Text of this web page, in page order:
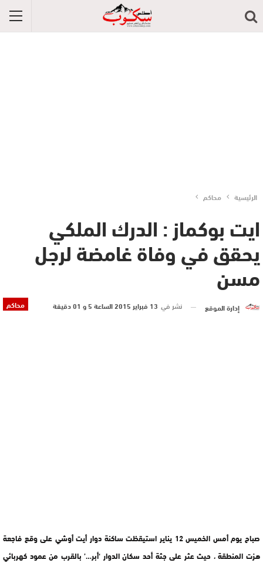
الرئيسية محاكم
ايت بوكماز : الدرك الملكي
يحقق في وفاة غامضة لرجل
مسن
محاكم إدارة الموقع نشر في 13 فبراير 2015 الساعة 5 و 01 دقيقة
صباح يوم أمس الخميس 12 يناير استيقظت ساكنة دوار أيت أوشي على وقع فاجعة
هزت المنطقة ، حيث عثر على جثة أحد سكان الدوار ‘أبر…’ بالقرب من عمود كهربائي